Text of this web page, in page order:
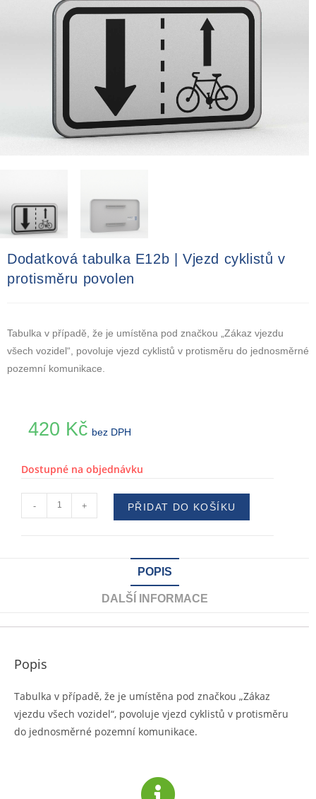
Dodatková tabulka E12b | Vjezd cyklistů v
protisměru povolen
Tabulka v případě, že je umístěna pod značkou „Zákaz vjezdu
všech vozidel“, povoluje vjezd cyklistů v protisměru do jednosměrné
pozemní komunikace.
420 Kč bez DPH
Dostupné na objednávku
- + PŘIDAT DO KOŠÍKU
POPIS
DALŠÍ INFORMACE
Popis
Tabulka v případě, že je umístěna pod značkou „Zákaz
vjezdu všech vozidel“, povoluje vjezd cyklistů v protisměru
do jednosměrné pozemní komunikace.